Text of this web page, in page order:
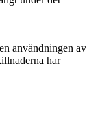
användningen av
har